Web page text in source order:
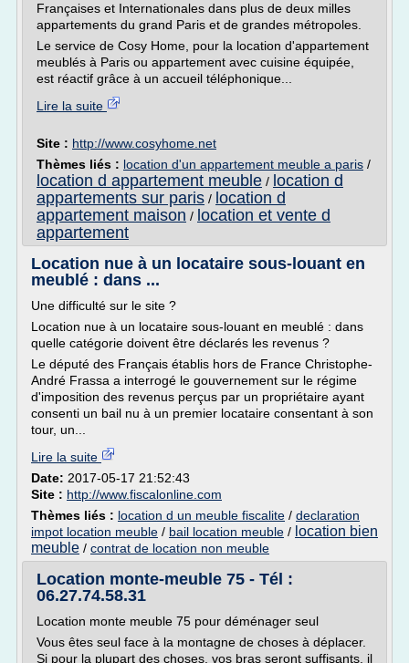
Françaises et Internationales dans plus de deux milles
appartements du grand Paris et de grandes métropoles.
Le service de Cosy Home, pour la location d'appartement
meublés à Paris ou appartement avec cuisine équipée,
est réactif grâce à un accueil téléphonique...
Lire la suite
Site : http://www.cosyhome.net
Thèmes liés : location d'un appartement meuble a paris /
location d appartement meuble / location d
appartements sur paris / location d
appartement maison / location et vente d
appartement
Location nue à un locataire sous-louant en
meublé : dans ...
Une difficulté sur le site ?
Location nue à un locataire sous-louant en meublé : dans
quelle catégorie doivent être déclarés les revenus ?
Le député des Français établis hors de France Christophe-
André Frassa a interrogé le gouvernement sur le régime
d'imposition des revenus perçus par un propriétaire ayant
consenti un bail nu à un premier locataire consentant à son
tour, un...
Lire la suite
Date: 2017-05-17 21:52:43
Site : http://www.fiscalonline.com
Thèmes liés : location d un meuble fiscalite / declaration
impot location meuble / bail location meuble / location bien
meuble / contrat de location non meuble
Location monte-meuble 75 - Tél :
06.27.74.58.31
Location monte meuble 75 pour déménager seul
Vous êtes seul face à la montagne de choses à déplacer.
Si pour la plupart des choses, vos bras seront suffisants, il